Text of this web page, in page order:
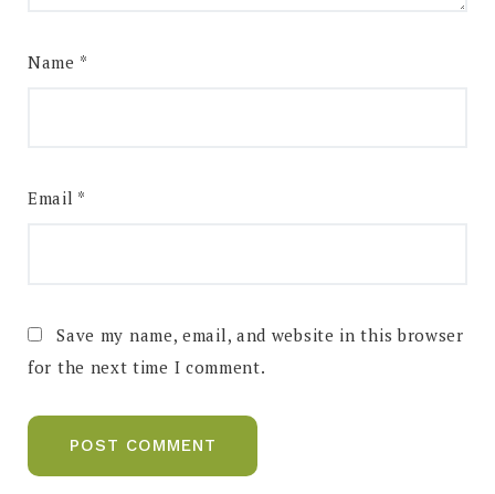
Name *
Email *
Save my name, email, and website in this browser
for the next time I comment.